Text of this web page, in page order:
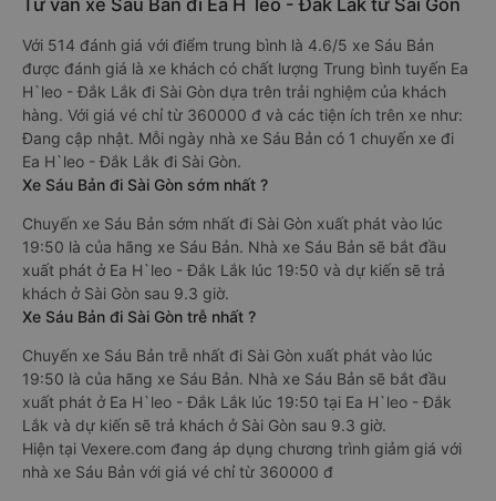
Tư vấn xe Sáu Bản đi Ea H`leo - Đắk Lắk từ Sài Gòn
Với 514 đánh giá với điểm trung bình là 4.6/5 xe Sáu Bản
được đánh giá là xe khách có chất lượng Trung bình tuyến Ea
H`leo - Đắk Lắk đi Sài Gòn dựa trên trải nghiệm của khách
hàng. Với giá vé chỉ từ 360000 đ và các tiện ích trên xe như:
Đang cập nhật. Mỗi ngày nhà xe Sáu Bản có 1 chuyến xe đi
Ea H`leo - Đắk Lắk đi Sài Gòn.
Xe Sáu Bản đi Sài Gòn sớm nhất ?
Chuyến xe Sáu Bản sớm nhất đi Sài Gòn xuất phát vào lúc
19:50 là của hãng xe Sáu Bản. Nhà xe Sáu Bản sẽ bắt đầu
xuất phát ở Ea H`leo - Đắk Lắk lúc 19:50 và dự kiến sẽ trả
khách ở Sài Gòn sau 9.3 giờ.
Xe Sáu Bản đi Sài Gòn trễ nhất ?
Chuyến xe Sáu Bản trễ nhất đi Sài Gòn xuất phát vào lúc
19:50 là của hãng xe Sáu Bản. Nhà xe Sáu Bản sẽ bắt đầu
xuất phát ở Ea H`leo - Đắk Lắk lúc 19:50 tại Ea H`leo - Đắk
Lắk và dự kiến sẽ trả khách ở Sài Gòn sau 9.3 giờ.
Hiện tại Vexere.com đang áp dụng chương trình giảm giá với
nhà xe Sáu Bản với giá vé chỉ từ 360000 đ